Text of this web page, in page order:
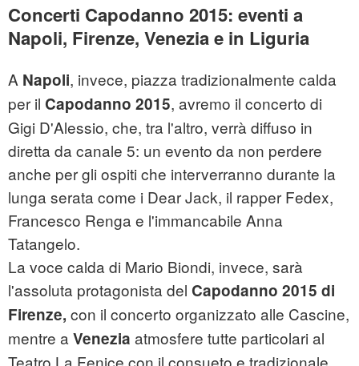
Concerti Capodanno 2015: eventi a
Napoli, Firenze, Venezia e in Liguria
A Napoli, invece, piazza tradizionalmente calda
per il Capodanno 2015, avremo il concerto di
Gigi D'Alessio, che, tra l'altro, verrà diffuso in
diretta da canale 5: un evento da non perdere
anche per gli ospiti che interverranno durante la
lunga serata come i Dear Jack, il rapper Fedex,
Francesco Renga e l'immancabile Anna
Tatangelo.
La voce calda di Mario Biondi, invece, sarà
l'assoluta protagonista del Capodanno 2015 di
Firenze, con il concerto organizzato alle Cascine,
mentre a Venezia atmosfere tutte particolari al
Teatro La Fenice con il consueto e tradizionale